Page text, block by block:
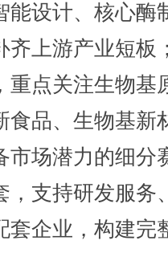
能设计、核心酶
齐上游产业短板
重点关注生物基
食品、生物基新
市场潜力的细分
，支持研发服务
套企业，构建完